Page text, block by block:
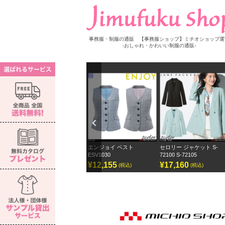
事務服・制服の通販 【事務服ショップ】ミチオショップ
-おしゃれ・かわいい制服の通販-
ous
ス S-
エンジョイ ベスト
ESV1030
¥12,155
セロリー ジャケット S-
72100 S-72105
¥17,160 (税込)
セロリー ワイドパン
ェーンパッカー
¥12,870 (税込)